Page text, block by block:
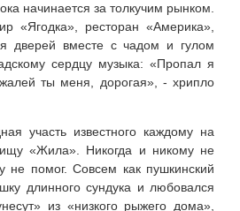
начинается за толкучим рынком.
«Ягодка», ресторан «Америка»,
дверей вместе с чадом и гулом
сердцу музыка: «Пропал я
ты меня, дорогая», - хрипло
участь известного каждому на
«Жила». Никогда и никому не
не помог. Совсем как пушкинский
длинного сундука и любовался
из «низкого рыжего дома»,